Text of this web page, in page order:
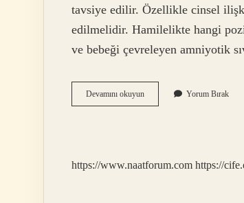
tavsiye edilir. Özellikle cinsel
edilmelidir. Hamilelikte hangi
ve bebeği çevreleyen amniyotik
Devamını okuyunHamilelikte
Sevişme
Yorum Bırak
https://www.naatforum.com https://